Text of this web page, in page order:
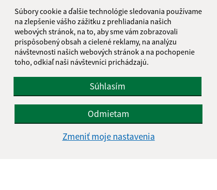
Súbory cookie a ďalšie technológie sledovania používame
na zlepšenie vášho zážitku z prehliadania našich
webových stránok, na to, aby sme vám zobrazovali
prispôsobený obsah a cielené reklamy, na analýzu
návštevnosti našich webových stránok a na pochopenie
toho, odkiaľ naši návštevníci prichádzajú.
Súhlasím
Odmietam
Zmeniť moje nastavenia
info@muranskahuta.sk
+421 584 494 124
IČO: 00328553